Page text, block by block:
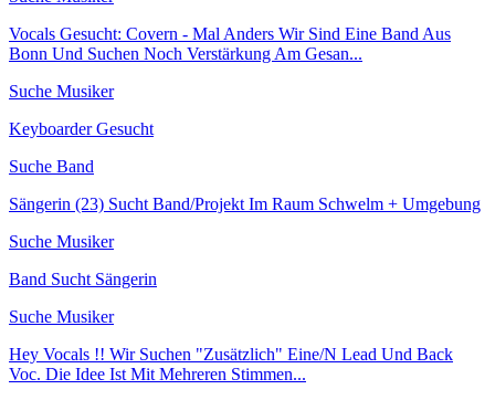
Vocals Gesucht: Covern - Mal Anders Wir Sind Eine Band Aus
Bonn Und Suchen Noch Verstärkung Am Gesan...
Suche Musiker
Keyboarder Gesucht
Suche Band
Sängerin (23) Sucht Band/Projekt Im Raum Schwelm + Umgebung
Suche Musiker
Band Sucht Sängerin
Suche Musiker
Hey Vocals !! Wir Suchen "Zusätzlich" Eine/N Lead Und Back
Voc. Die Idee Ist Mit Mehreren Stimmen...